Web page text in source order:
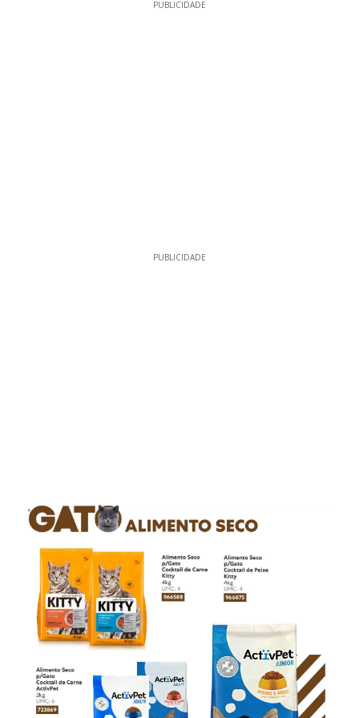
PUBLICIDADE
PUBLICIDADE